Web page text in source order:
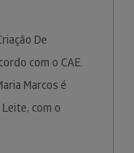
De
com o CAE.
Marcos é
com o